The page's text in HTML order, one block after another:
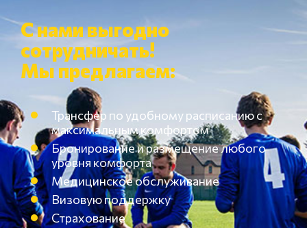
С нами выгодно
сотрудничать!
Мы предлагаем:
Трансфер по удобному расписанию с
максимальным комфортом
Бронирование и размещение любого
уровня комфорта
Медицинское обслуживание
Визовую поддержку
Страхование